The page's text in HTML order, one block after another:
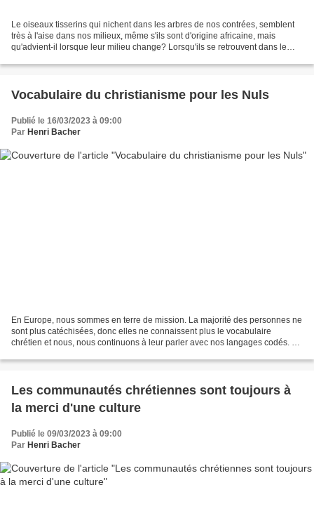
Le oiseaux tisserins qui nichent dans les arbres de nos contrées, semblent
très à l'aise dans nos milieux, même s'ils sont d'origine africaine, mais
qu'advient-il lorsque leur milieu change? Lorsqu'ils se retrouvent dans le
Vocabulaire du christianisme pour les Nuls
Publié le 16/03/2023 à 09:00
Par Henri Bacher
En Europe, nous sommes en terre de mission. La majorité des personnes ne
sont plus catéchisées, donc elles ne connaissent plus le vocabulaire
chrétien et nous, nous continuons à leur parler avec nos langages codés. Je
Les communautés chrétiennes sont toujours à
la merci d'une culture
Publié le 09/03/2023 à 09:00
Par Henri Bacher